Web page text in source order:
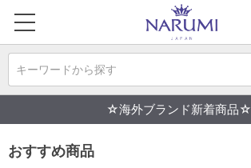
キーワードから探す
☆海外ブランド新着商品☆
おすすめ商品